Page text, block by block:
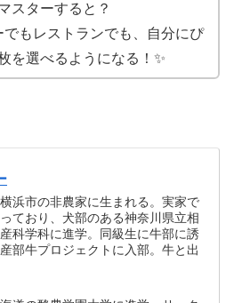
スターすると？
もレストランでも、自分にぴ
を選べるようになる！✨
浜市の非農家に生まれる。実家で
ており、犬部のある神奈川県立相
科学科に進学。同級生に牛部に誘
部牛プロジェクトに入部。牛と出